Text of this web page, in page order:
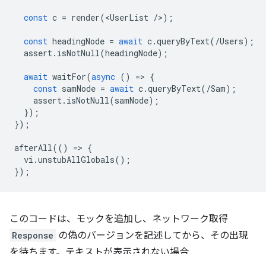
const c = render(<UserList />);
const headingNode = await c.queryByText( /Users);
assert. isNotNull(headingNode);
await waitFor(async () => {
const samNode = await c.queryByText( /Sam);
assert. isNotNull(samNode);
});
});
afterAll(() => {
vi .unstubAllGlobals();
});
このコードは、モックを追加し、ネットワーク取得
Response の偽のバージョンを記述してから、その出現